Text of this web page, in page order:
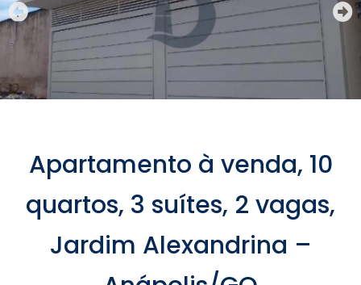
Apartamento à venda, 10
quartos, 3 suítes, 2 vagas,
Jardim Alexandrina –